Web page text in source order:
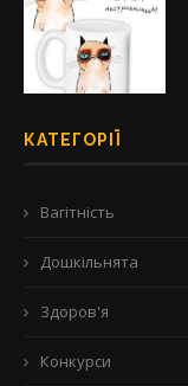
КАТЕГОРІЇ
Вагітність
Дошкільнята
Здоров'я
Конкурси